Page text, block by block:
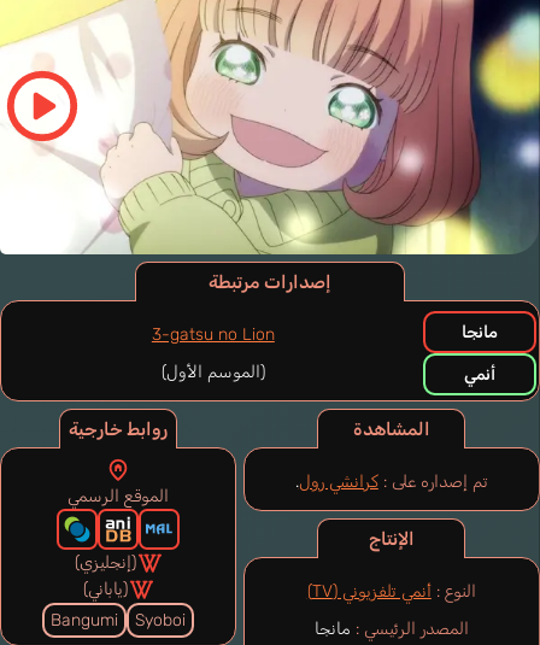
المشاهدة
تم إصداره على : كرانشي رول.
الإنتاج
النوع :أنمي تلفزيوني (TV)
المصدر الرئيسي : مانجا
إصدارات مرتبطة
مانجا
أنمي
3-gatsu no Lion
(الموسم الأول)
روابط خارجية
الموقع الرسمي
(إنجليزي)
(ياباني)
Syoboi
Bangumi